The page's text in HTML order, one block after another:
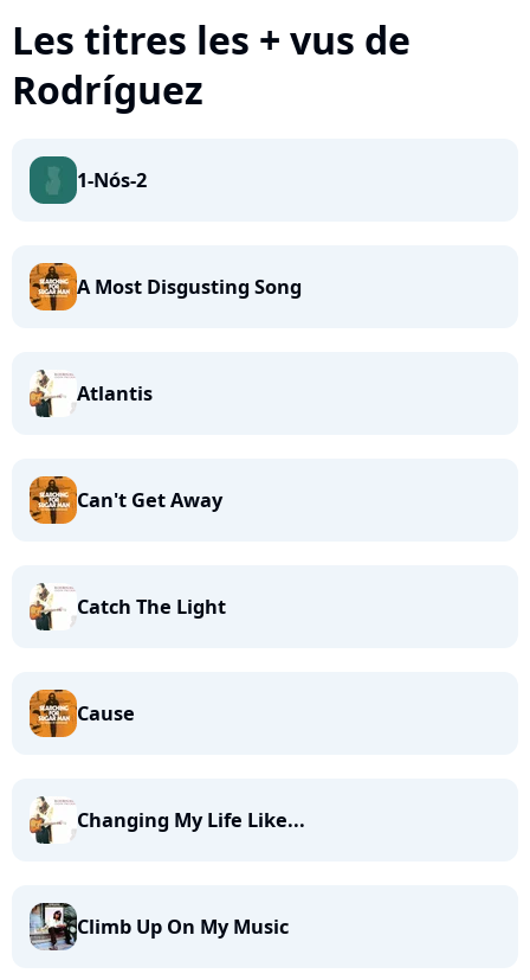
Les titres les + vus de
Rodríguez
1-Nós-2
A Most Disgusting Song
Atlantis
Can't Get Away
Catch The Light
Cause
Changing My Life Like...
Climb Up On My Music